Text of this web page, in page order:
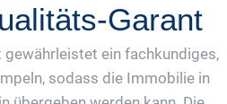
Garant
ein fachkundiges,
sodass die Immobilie in